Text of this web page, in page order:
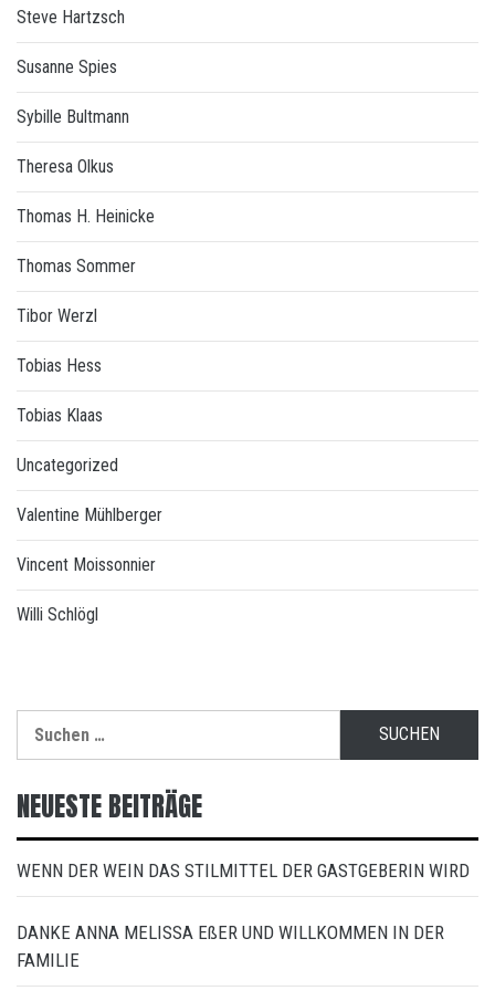
Steve Hartzsch
Susanne Spies
Sybille Bultmann
Theresa Olkus
Thomas H. Heinicke
Thomas Sommer
Tibor Werzl
Tobias Hess
Tobias Klaas
Uncategorized
Valentine Mühlberger
Vincent Moissonnier
Willi Schlögl
nach:
NEUESTE BEITRÄGE
WENN DER WEIN DAS STILMITTEL DER GASTGEBERIN WIRD
DANKE ANNA MELISSA EßER UND WILLKOMMEN IN DER
FAMILIE